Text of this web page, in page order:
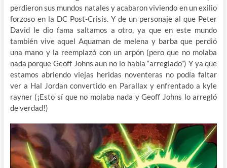
perdieron sus mundos natales y acabaron viviendo en un exilio
forzoso en la DC Post-Crisis. Y de un personaje al que Peter
David le dio fama saltamos a otro, ya que en este mundo
también vive aquel Aquaman de melena y barba que perdió
una mano y la reemplazó con un arpón (pero que no molaba
nada porque Geoff Johns aun no lo había “arreglado”) Y ya que
estamos abriendo viejas heridas noventeras no podía faltar
ver a Hal Jordan convertido en Parallax y enfrentado a kyle
rayner (¡Esto sí que no molaba nada y Geoff Johns lo arregló
de verdad!)